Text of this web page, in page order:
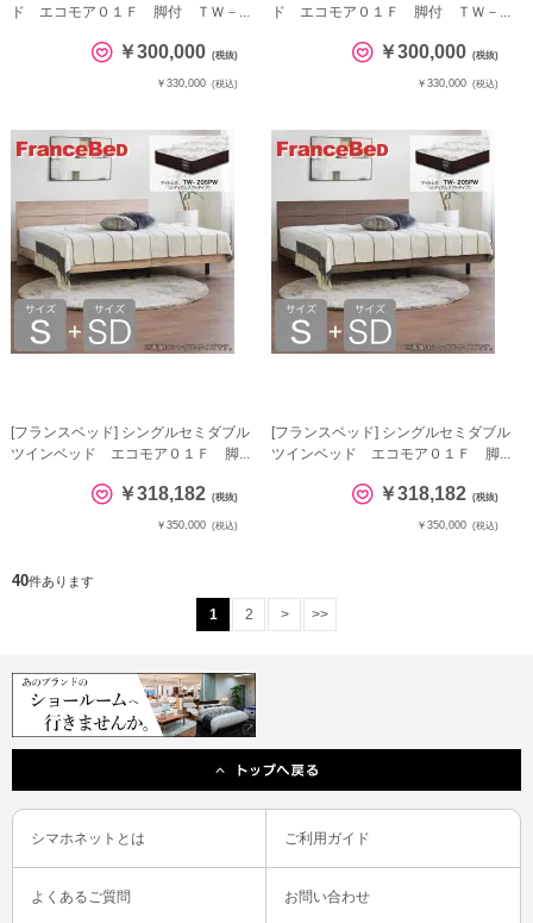
ド エコモア０１Ｆ 脚付 ＴＷ－...
￥300,000 (税抜)
￥330,000 (税込)
ド エコモア０１Ｆ 脚付 ＴＷ－...
￥300,000 (税抜)
￥330,000 (税込)
[フランスベッド] シングルセミダブル
ツインベッド エコモア０１Ｆ 脚...
￥318,182 (税抜)
￥350,000 (税込)
[フランスベッド] シングルセミダブル
ツインベッド エコモア０１Ｆ 脚...
￥318,182 (税抜)
￥350,000 (税込)
40件あります
1 2 > >>
シマホネットとは ご利用ガイド
よくあるご質問 お問い合わせ